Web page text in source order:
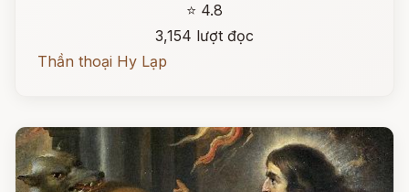
⭐ 4.8
3,154 lượt đọc
Thần thoại Hy Lạp